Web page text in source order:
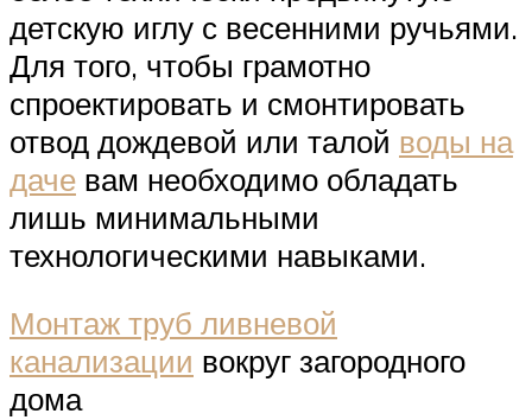
детскую иглу с весенними ручьями.
Для того, чтобы грамотно
спроектировать и смонтировать
отвод дождевой или талой воды на
даче вам необходимо обладать
лишь минимальными
технологическими навыками.
Монтаж труб ливневой
канализации вокруг загородного
дома